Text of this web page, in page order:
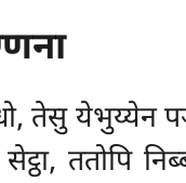
तेसु येभुय्येन
ततोपि